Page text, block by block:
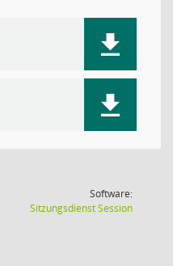
Software:
SitzungsdienstSession(Wird in